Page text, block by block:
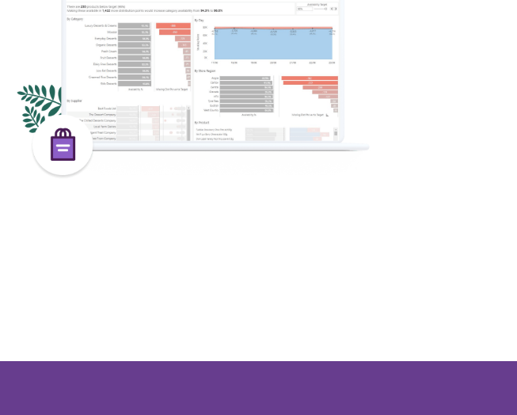
Comment Whole Foods a